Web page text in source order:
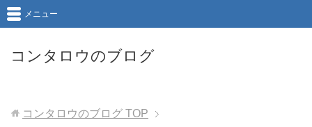
コンタロウのブログ
メニュー
コンタロウのブログ TOP